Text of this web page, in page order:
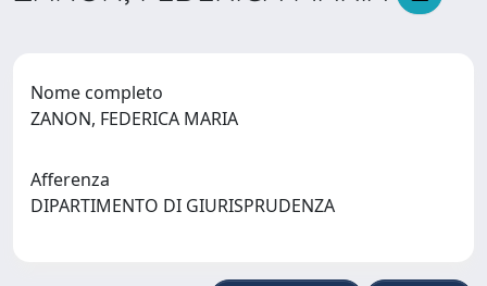
Nome completo
ZANON, FEDERICA MARIA
Afferenza
DIPARTIMENTO DI GIURISPRUDENZA